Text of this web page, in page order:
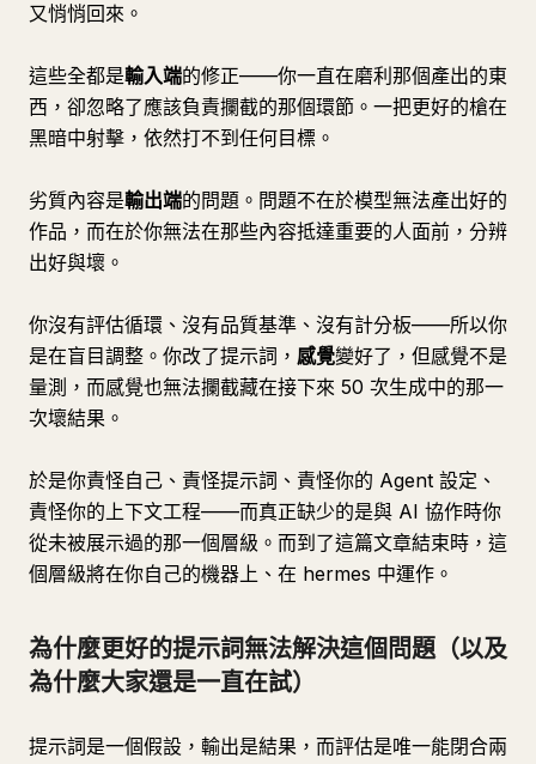
又悄悄回來。
這些全都是輸入端的修正——你一直在磨利那個產出的東
西，卻忽略了應該負責攔截的那個環節。一把更好的槍在
黑暗中射擊，依然打不到任何目標。
劣質內容是輸出端的問題。問題不在於模型無法產出好的
作品，而在於你無法在那些內容抵達重要的人面前，分辨
出好與壞。
你沒有評估循環、沒有品質基準、沒有計分板——所以你
是在盲目調整。你改了提示詞， 感覺變好了，但感覺不是
量測，而感覺也無法攔截藏在接下來 50 次生成中的那一
次壞結果。
於是你責怪自己、責怪提示詞、責怪你的 Agent 設定、
責怪你的上下文工程——而真正缺少的是與 AI 協作時你
從未被展示過的那一個層級。而到了這篇文章結束時，這
個層級將在你自己的機器上、在 hermes 中運作。
為什麼更好的提示詞無法解決這個問題（以及
為什麼大家還是一直在試）
提示詞是一個假設，輸出是結果，而評估是唯一能閉合兩